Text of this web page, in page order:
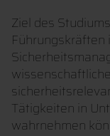
Ziel des
Führungskräften
Tätigkeiten in
wahrnehmen